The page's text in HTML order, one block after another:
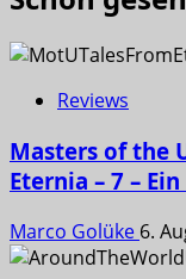
Reviews
Masters of the
Eternia – 7 –
Marco Golüke 6.